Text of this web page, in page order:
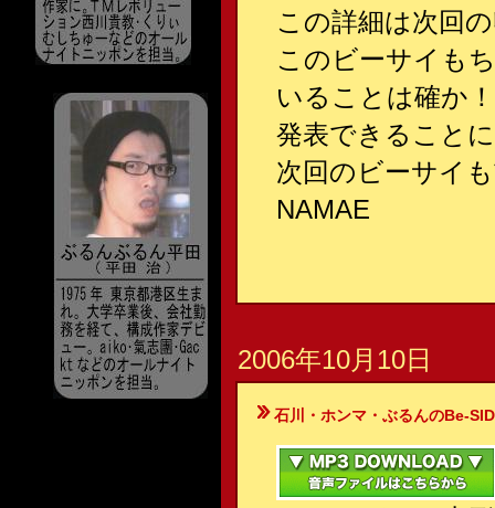
この詳細は次回
このビーサイも
いることは確か
発表できること
次回のビーサイ
NAMAE
2006年10月10日
石川・ホンマ・ぶるんのBe-